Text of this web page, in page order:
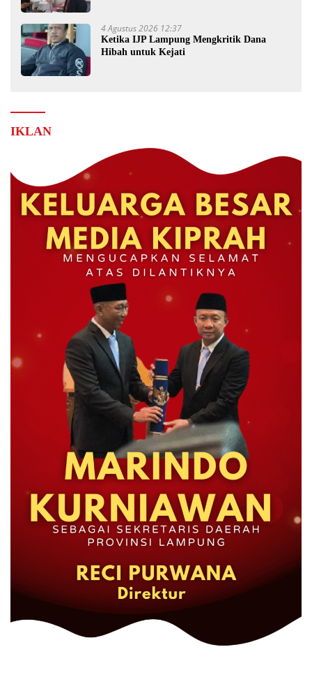
4 Agustus 2026 12:37
Ketika IJP Lampung Mengkritik Dana
Hibah untuk Kejati
IKLAN